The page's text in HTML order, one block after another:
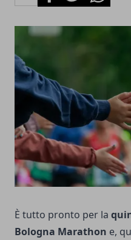
È tutto pronto per la
Bologna Marathon e,